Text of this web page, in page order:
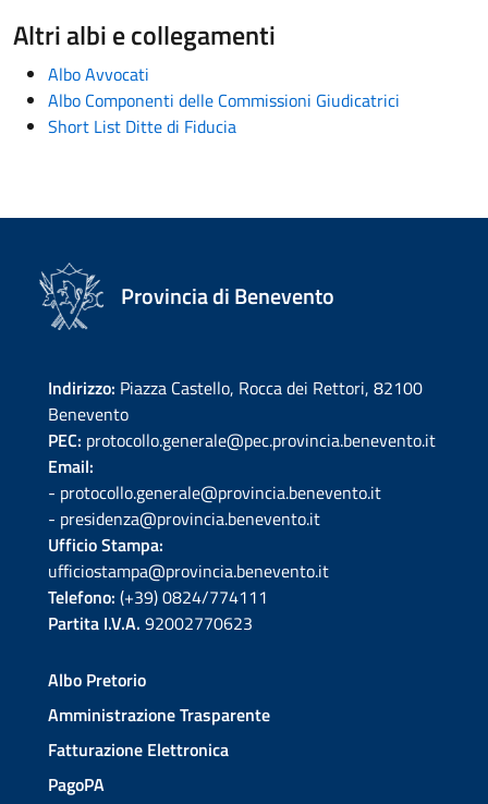
Altri albi e collegamenti
Albo Avvocati
Albo Componenti delle Commissioni Giudicatrici
Short List Ditte di Fiducia
Provincia di Benevento
Indirizzo: Piazza Castello, Rocca dei Rettori, 82100
Benevento
PEC: protocollo.generale@pec.provincia.benevento.it
Email:
- protocollo.generale@provincia.benevento.it
- presidenza@provincia.benevento.it
Ufficio Stampa:
ufficiostampa@provincia.benevento.it
Telefono: (+39) 0824/774111
Partita I.V.A. 92002770623
Albo Pretorio
Amministrazione Trasparente
Fatturazione Elettronica
PagoPA